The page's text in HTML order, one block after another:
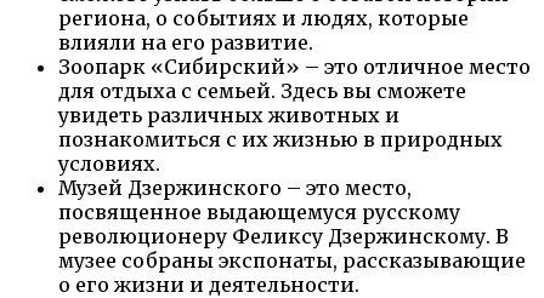
региона, о событиях и людях, которые
влияли на его развитие.
Зоопарк «Сибирский» – это отличное место
для отдыха с семьей. Здесь вы сможете
увидеть различных животных и
познакомиться с их жизнью в природных
условиях.
Музей Дзержинского – это место,
посвященное выдающемуся русскому
революционеру Феликсу Дзержинскому. В
музее собраны экспонаты, рассказывающие
о его жизни и деятельности.